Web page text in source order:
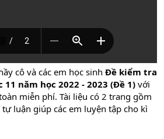
cô và các em học sinh Đề kiểm tra
năm học 2022 - 2023 (Đề 1)với
miễn phí. Tài liệu có 2 trang gồm
luận giúp các em luyện tập cho kì